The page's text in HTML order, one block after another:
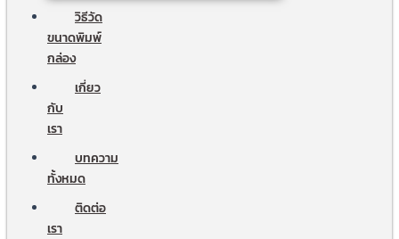
วิธีวัด
ขนาดพิมพ์
กล่อง
เกี่ยว
กับ
เรา
บทความ
ทั้งหมด
ติดต่อ
เรา